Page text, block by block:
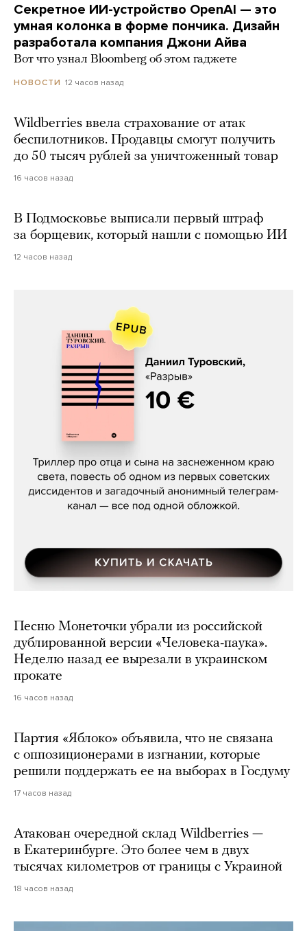
Секретное ИИ-устройство OpenAI — это
умная колонка в форме пончика. Дизайн
разработала компания Джони Айва
Вот что узнал Bloomberg об этом гаджете
НОВОСТИ 12 часов назад
Wildberries ввела страхование от атак
беспилотников. Продавцы смогут получить
до 50 тысяч рублей за уничтоженный товар
16 часов назад
В Подмосковье выписали первый штраф
за борщевик, который нашли с помощью ИИ
12 часов назад
Даниил Туровский, «Разрыв»
Песню Монеточки убрали из российской
дублированной версии «Человека-паука».
Неделю назад ее вырезали в украинском
прокате
16 часов назад
Партия «Яблоко» объявила, что не связана
с оппозиционерами в изгнании, которые
решили поддержать ее на выборах в Госдуму
17 часов назад
Атакован очередной склад Wildberries —
в Екатеринбурге. Это более чем в двух
тысячах километров от границы с Украиной
18 часов назад